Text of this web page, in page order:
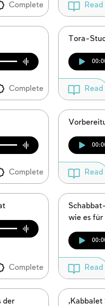
Complete Read
Complete
Tora-
Read
Complete Read
Complete
wie es für
Read
der
To mark
an account
Sign up